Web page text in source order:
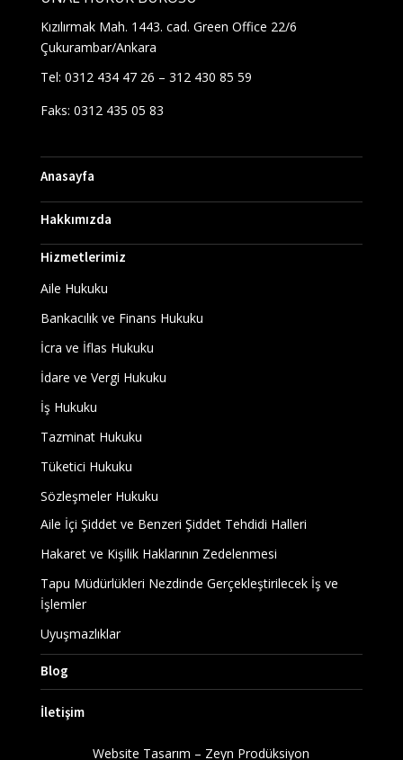
Kızılırmak Mah. 1443. cad. Green Office 22/6
Çukurambar/Ankara
Tel: 0312 434 47 26 – 312 430 85 59
Faks: 0312 435 05 83
Anasayfa
Hakkımızda
Hizmetlerimiz
Aile Hukuku
Bankacılık ve Finans Hukuku
İcra ve İflas Hukuku
İdare ve Vergi Hukuku
İş Hukuku
Tazminat Hukuku
Tüketici Hukuku
Sözleşmeler Hukuku
Aile İçi Şiddet ve Benzeri Şiddet Tehdidi Halleri
Hakaret ve Kişilik Haklarının Zedelenmesi
Tapu Müdürlükleri Nezdinde Gerçekleştirilecek İş ve
İşlemler
Uyuşmazlıklar
Blog
İletişim
Website Tasarım – Zeyn Prodüksiyon